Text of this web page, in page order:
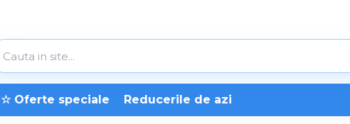
☆ Oferte speciale Reducerile de azi